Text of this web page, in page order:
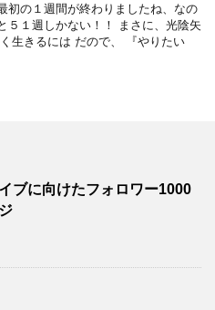
初の１週間が終わりましたね、なの
５１週しかない！！ まさに、光陰矢
生きるには だので、 『やりたい
ブに向けたフォロワー1000